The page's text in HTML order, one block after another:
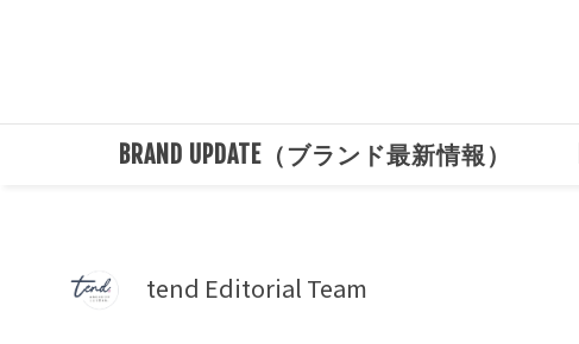
BRAND UPDATE（ブランド最新情報）
tend Editorial Team